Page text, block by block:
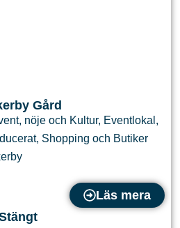
Gård
nöje och Kultur, Eventlokal ,
, Shopping och Butiker
Läs mera